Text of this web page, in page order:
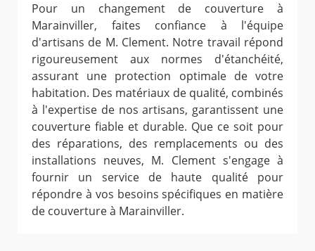
Pour un changement de couverture à
Marainviller, faites confiance à l'équipe
d'artisans de M. Clement. Notre travail répond
rigoureusement aux normes d'étanchéité,
assurant une protection optimale de votre
habitation. Des matériaux de qualité, combinés
à l'expertise de nos artisans, garantissent une
couverture fiable et durable. Que ce soit pour
des réparations, des remplacements ou des
installations neuves, M. Clement s'engage à
fournir un service de haute qualité pour
répondre à vos besoins spécifiques en matière
de couverture à Marainviller.